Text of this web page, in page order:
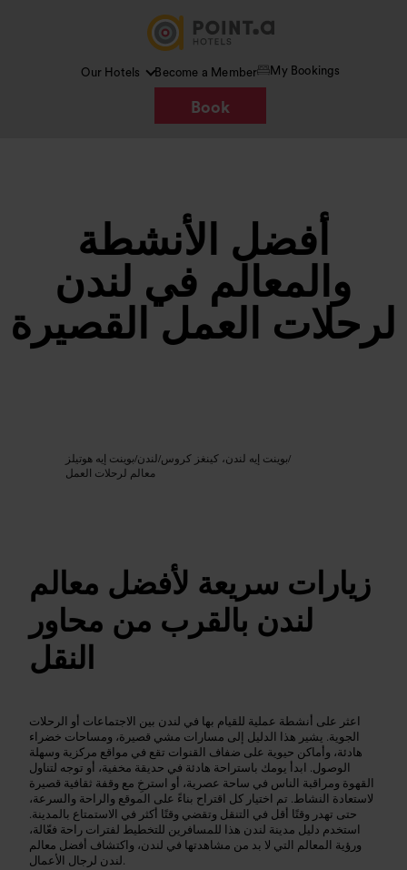
Our Hotels Become a Member My Bookings
Book
أفضل الأنشطة
والمعالم في لندن
لرحلات العمل القصيرة
بوينت إيه هوتيلز/لندن/بوينت إيه لندن، كينغز كروس/
معالم لرحلات العمل
زيارات سريعة لأفضل معالم
لندن بالقرب من محاور
النقل
اعثر على أنشطة عملية للقيام بها في لندن بين الاجتماعات أو الرحلات
الجوية. يشير هذا الدليل إلى مسارات مشي قصيرة، ومساحات خضراء
هادئة، وأماكن حيوية على ضفاف القنوات تقع في مواقع مركزية وسهلة
الوصول. ابدأ يومك باستراحة هادئة في حديقة مخفية، أو توجه لتناول
القهوة ومراقبة الناس في ساحة عصرية، أو استرخِ مع وقفة ثقافية قصيرة
لاستعادة النشاط. تم اختيار كل اقتراح بناءً على الموقع والراحة والسرعة،
حتى تهدر وقتًا أقل في التنقل وتقضي وقتًا أكثر في الاستمتاع بالمدينة.
استخدم دليل مدينة لندن هذا للمسافرين للتخطيط لفترات راحة فعّالة،
ورؤية المعالم التي لا بد من مشاهدتها في لندن، واكتشاف أفضل معالم
لندن لرجال الأعمال.